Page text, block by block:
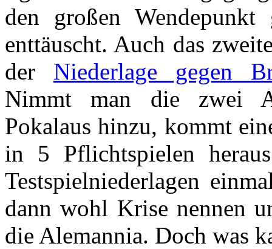
den großen
enttäuscht. Auch das
der Niederlage gegen
Nimmt man die zwei
Pokalaus hinzu, kommt
in 5 Pflichtspielen
Testspielniederlagen
dann wohl Krise nennen
die Alemannia. Doch was